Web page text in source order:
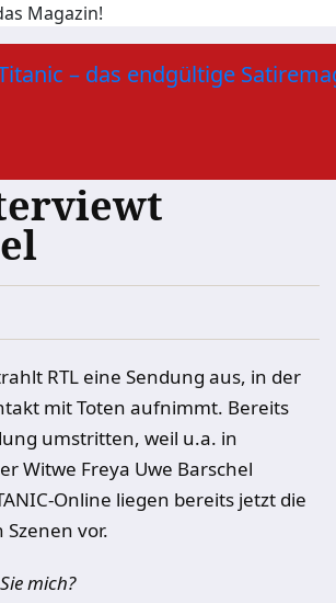
RTL eine Sendung aus, in der
mit Toten aufnimmt. Bereits
umstritten, weil u.a. in
Witwe Freya Uwe Barschel
Online liegen bereits jetzt die
vor.
mich?